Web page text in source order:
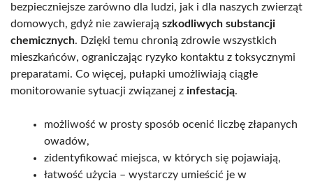
bezpieczniejsze zarówno dla ludzi, jak i dla naszych zwierząt
domowych, gdyż nie zawierają szkodliwych substancji
chemicznych. Dzięki temu chronią zdrowie wszystkich
mieszkańców, ograniczając ryzyko kontaktu z toksycznymi
preparatami. Co więcej, pułapki umożliwiają ciągłe
monitorowanie sytuacji związanej z infestacją.
możliwość w prosty sposób ocenić liczbę złapanych
owadów,
zidentyfikować miejsca, w których się pojawiają,
łatwość użycia – wystarczy umieścić je w